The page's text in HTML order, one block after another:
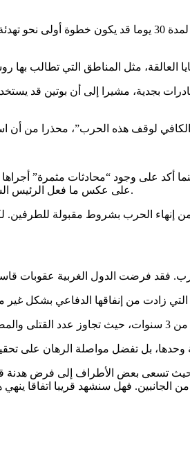
من جانبه، يرى مساعد وزير الدفاع الأميركي السابق لورانس
بجدية، مشيرا إلى أن بوتين قد
أكد على وجود “محادثات مثمرة”
على عكس ما فعل الرئيس السابق جو بايدن، الذي زود أوكرانيا بأسلحة ومساعدات عسكرية ضخمة.
الحرب بشروط مقبولة للطرفين.
تسعى بعض الأطراف إلى فرض هدنة